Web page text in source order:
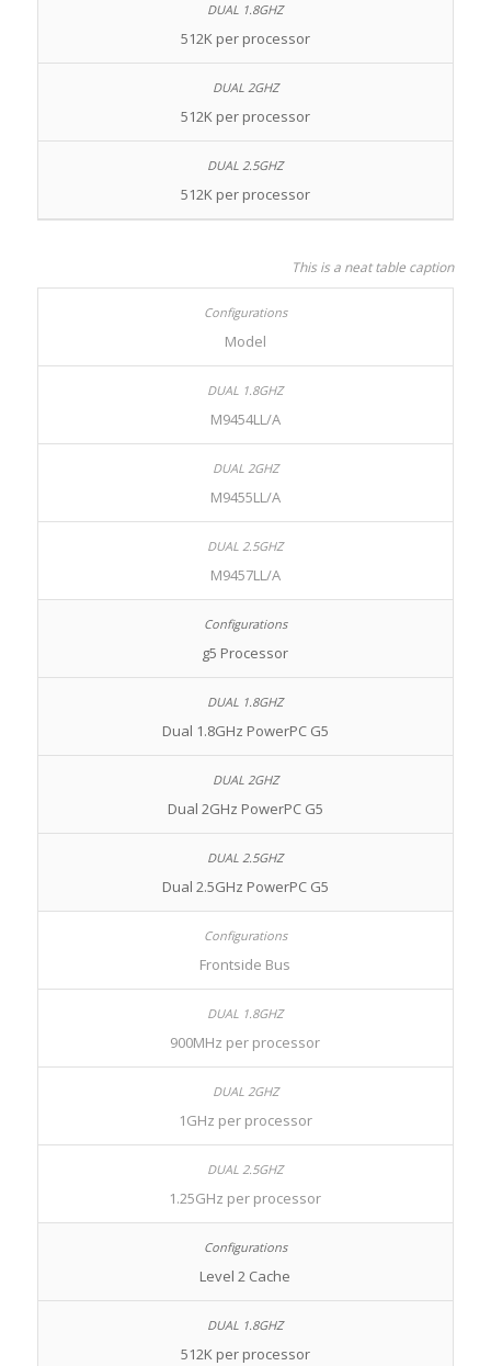
512K per processor
512K per processor
512K per processor
This is a neat table caption
Model
M9454LL/A
M9455LL/A
M9457LL/A
g5 Processor
Dual 1.8GHz PowerPC G5
Dual 2GHz PowerPC G5
Dual 2.5GHz PowerPC G5
Frontside Bus
900MHz per processor
1GHz per processor
1.25GHz per processor
Level 2 Cache
512K per processor